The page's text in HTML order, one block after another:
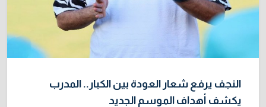
النجف يرفع شعار العودة بين الكبار.. المدرب
يكشف أهداف الموسم الجديد